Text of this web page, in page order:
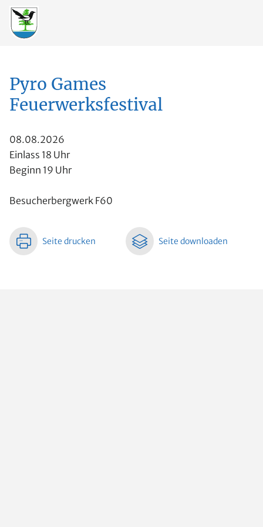
Pyro Games
Feuerwerksfestival
08.08.2026
Einlass 18 Uhr
Beginn 19 Uhr
Besucherbergwerk F60
Seite drucken Seite downloaden